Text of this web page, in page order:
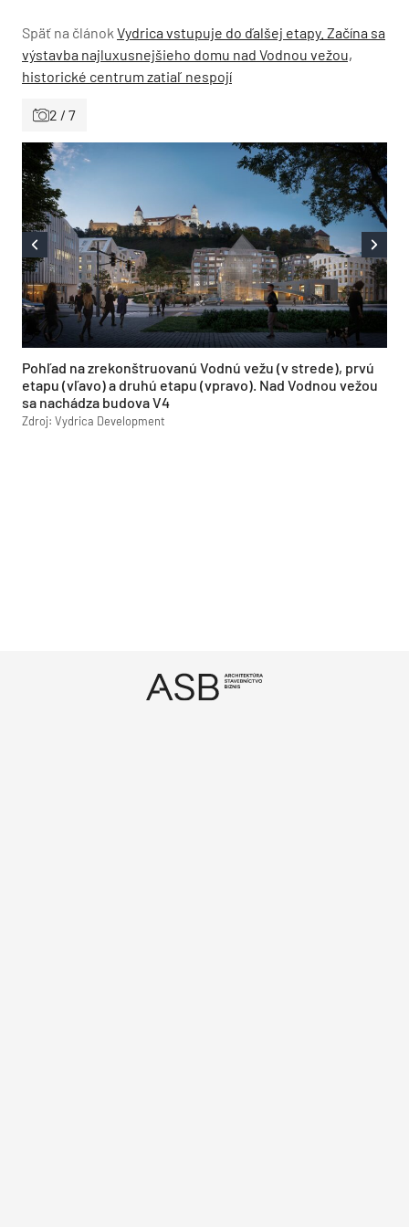
Späť na článok Vydrica vstupuje do ďalšej etapy. Začína sa
výstavba najluxusnejšieho domu nad Vodnou vežou,
historické centrum zatiaľ nespojí
2 / 7
Pohľad na zrekonštruovanú Vodnú vežu (v strede), prvú
etapu (vľavo) a druhú etapu (vpravo). Nad Vodnou vežou
sa nachádza budova V4
Zdroj: Vydrica Development